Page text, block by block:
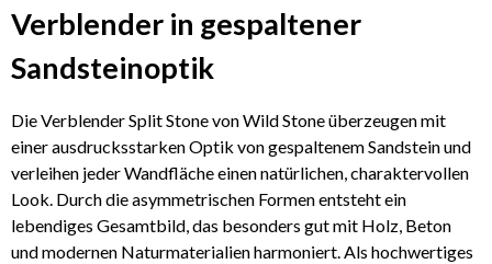
Verblender in gespaltener
Sandsteinoptik
Die Verblender Split Stone von Wild Stone überzeugen mit
einer ausdrucksstarken Optik von gespaltenem Sandstein und
verleihen jeder Wandfläche einen natürlichen, charaktervollen
Look. Durch die asymmetrischen Formen entsteht ein
lebendiges Gesamtbild, das besonders gut mit Holz, Beton
und modernen Naturmaterialien harmoniert. Als hochwertiges